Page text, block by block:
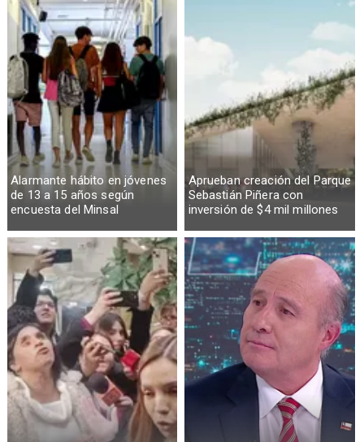
Alarmante hábito en jóvenes
de 13 a 15 años según
encuesta del Minsal
Aprueban creación del Parque
Sebastián Piñera con
inversión de $4 mil millones